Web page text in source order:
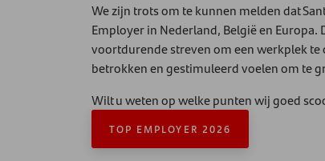
We zijn trots om te kunnen melden dat
Employer in Nederland, België en Europa.
voortdurende streven om een werkplek te
betrokken en gestimuleerd voelen om te
Wilt u weten op welke punten wij goed
TOP EMPLOYER 2026